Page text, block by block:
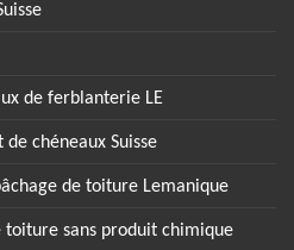
de ferblanterie LE
chéneaux Suisse
de toiture Lemanique
toiture sans produit chimique